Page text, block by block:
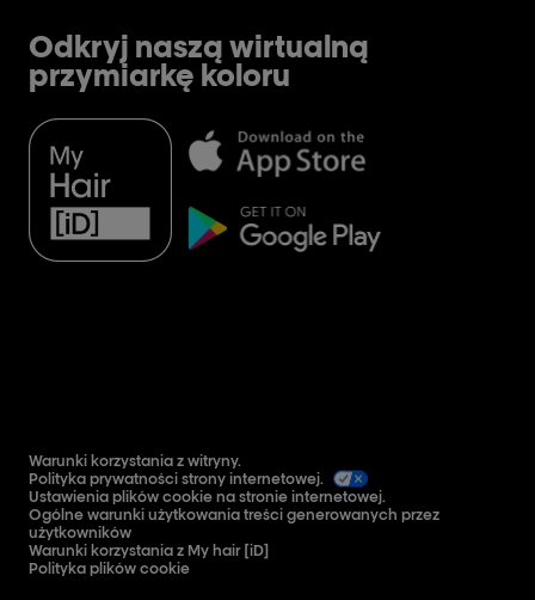
Odkryj naszą wirtualną
przymiarkę koloru
Warunki korzystania z witryny.
Polityka prywatności strony internetowej.
Ustawienia plików cookie na stronie internetowej.
Ogólne warunki użytkowania treści generowanych przez
użytkowników
Warunki korzystania z My hair [iD]
Polityka plików cookie